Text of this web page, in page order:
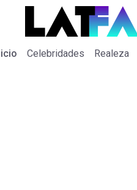
Celebridades Realeza